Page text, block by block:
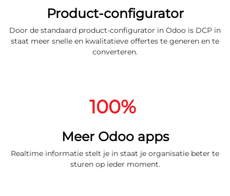
Product-configurator
Door de standaard product-configurator in Odoo is DCP in
staat meer snelle en kwalitatieve offertes te generen en te
converteren.
100%
Meer Odoo apps
Realtime informatie stelt je in staat je organisatie beter te
sturen op ieder moment.